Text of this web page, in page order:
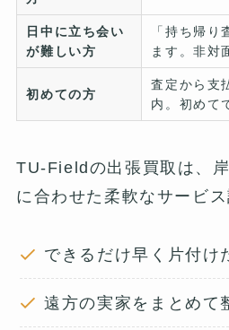
日中に立ち会い
が難しい方
「持ち帰
ます。非対
初めての方
査定から支
内。初めて
TU-Fieldの出張買取は、
に合わせた柔軟なサービス
できるだけ早く片付け
遠方の実家をまとめて